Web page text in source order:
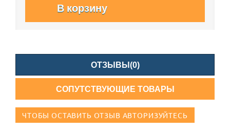
В корзину
ОТЗЫВЫ(0)
СОПУТСТВУЮЩИЕ ТОВАРЫ
ЧТОБЫ ОСТАВИТЬ ОТЗЫВ АВТОРИЗУЙТЕСЬ